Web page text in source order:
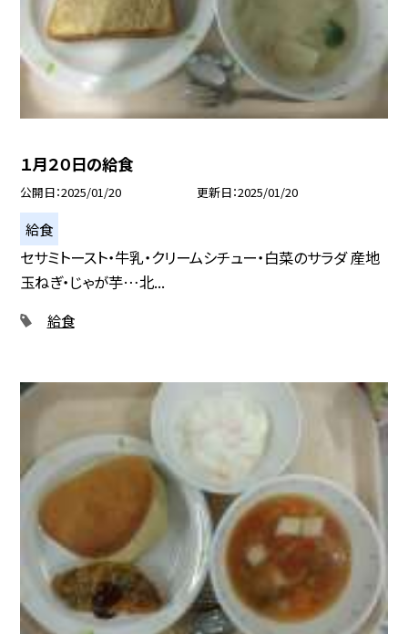
１月２０日の給食
公開日 2025/01/20 更新日 2025/01/20
給食
セサミトースト・牛乳・クリームシチュー・白菜のサラダ 産地
玉ねぎ・じゃが芋…北...
給食